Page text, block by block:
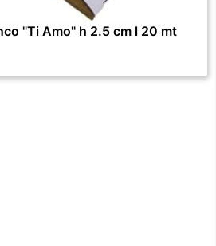
"Ti Amo" h 2.5 cm l 20 mt